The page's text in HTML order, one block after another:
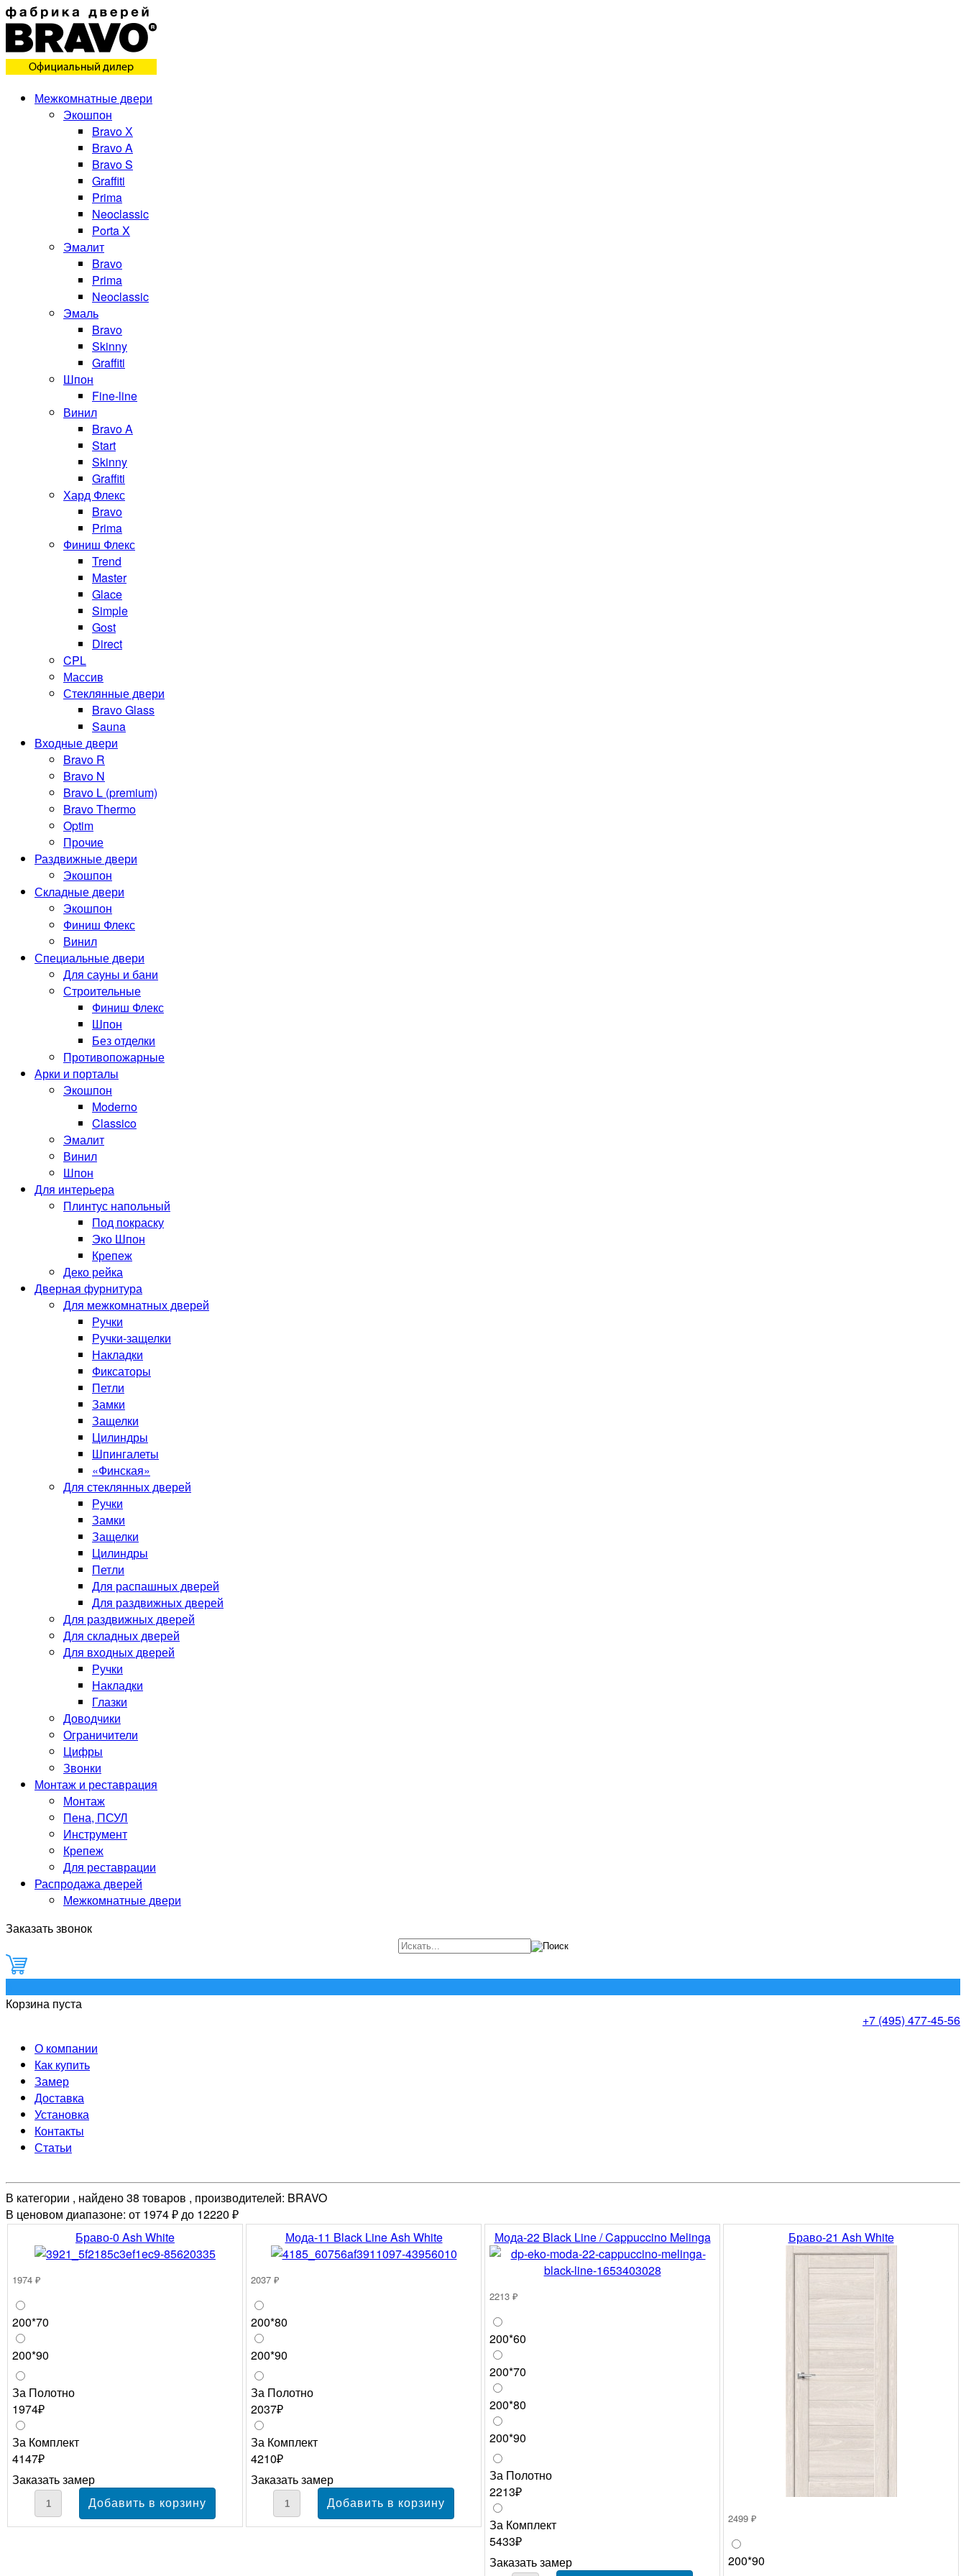
Межкомнатные двери
Экошпон
Bravo Х
Bravo A
Bravo S
Graffiti
Prima
Neoclassic
Porta X
Эмалит
Bravo
Prima
Neoclassic
Эмаль
Bravo
Skinny
Graffiti
Шпон
Fine-line
Винил
Bravo A
Start
Skinny
Graffiti
Хард Флекс
Bravo
Prima
Финиш Флекс
Trend
Master
Glace
Simple
Gost
Direct
CPL
Массив
Стеклянные двери
Bravo Glass
Sauna
Входные двери
Bravo R
Bravo N
Bravo L (premium)
Bravo Thermo
Optim
Прочие
Раздвижные двери
Экошпон
Складные двери
Экошпон
Финиш Флекс
Винил
Специальные двери
Для сауны и бани
Строительные
Финиш Флекс
Шпон
Без отделки
Противопожарные
Арки и порталы
Экошпон
Moderno
Classico
Эмалит
Винил
Шпон
Для интерьера
Плинтус напольный
Под покраску
Эко Шпон
Крепеж
Деко рейка
Дверная фурнитура
Для межкомнатных дверей
Ручки
Ручки-защелки
Накладки
Фиксаторы
Петли
Замки
Защелки
Цилиндры
Шпингалеты
«Финская»
Для стеклянных дверей
Ручки
Замки
Защелки
Цилиндры
Петли
Для распашных дверей
Для раздвижных дверей
Для раздвижных дверей
Для складных дверей
Для входных дверей
Ручки
Накладки
Глазки
Доводчики
Ограничители
Цифры
Звонки
Монтаж и реставрация
Монтаж
Пена, ПСУЛ
Инструмент
Крепеж
Для реставрации
Распродажа дверей
Межкомнатные двери
Заказать звонок
Корзина пуста
+7 (495) 477-45-56
О компании
Как купить
Замер
Доставка
Установка
Контакты
Статьи
В категории , найдено 38 товаров , производителей: BRAVO
В ценовом диапазоне: от 1974 ₽ до 12220 ₽
Браво-0 Ash White
1974 ₽
200*70
200*90
За Полотно
1974₽
За Комплект
4147₽
Заказать замер
Мода-11 Black Line Ash White
2037 ₽
200*80
200*90
За Полотно
2037₽
За Комплект
4210₽
Заказать замер
Мода-22 Black Line / Cappuccino Melinga
2213 ₽
200*60
200*70
200*80
200*90
За Полотно
2213₽
За Комплект
5433₽
Заказать замер
Браво-21 Ash White
2499 ₽
200*90